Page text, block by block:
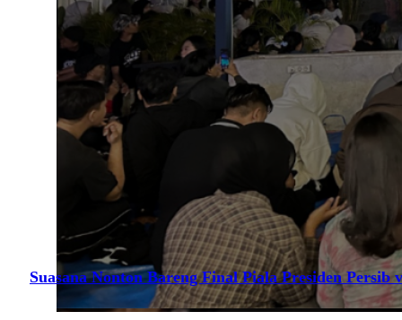
Suasana Nonton Bareng Final Piala Presiden Persib